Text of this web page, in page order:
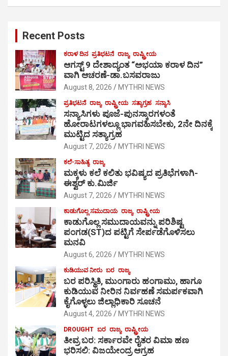
Recent Posts
ಕರಾಳ ದಿನ ಪ್ರತಿಭಟನೆ ರಾಜ್ಯ ರಾಷ್ಟ್ರೀಯ
ಆಗಸ್ಟ್ 9 ದೇಶಾದ್ಯಂತ “ಅಭಯಾ ಕರಾಳ ದಿನ”
ವಾಗಿ ಆಚರಣೆ-ಡಾ.ಬಸವರಾಜು
August 8, 2026 MYTHRI NEWS
ಪ್ರತಿಭಟನೆ ರಾಜ್ಯ ರಾಷ್ಟ್ರೀಯ ಸತ್ಯಾಗ್ರಹ ಸನ್ಯಾಸಿ
ಸನ್ಯಾಸಿಗಳು ಪೂಜೆ-ಪುನಸ್ಕಾರಗಳಂತೆ
ಹೋರಾಟಗಳಲ್ಲೂ ಭಾಗವಹಿಸಬೇಕು, 2ನೇ ದಿನಕ್ಕೆ
ಮುಟ್ಟಿದ ಸತ್ಯಾಗ್ರಹ
August 7, 2026 MYTHRI NEWS
ಕಲೆ-ಸಾಹಿತ್ಯ ರಾಜ್ಯ
ಮಕ್ಕಳು ಕಲೆ ಕಲಿತು ಭವಿಷ್ಯದ ಪ್ರತಿಭೆಗಳಾಗಿ-
ಈಶ್ವರ್ ಕು.ಮಿರ್ಜಿ
August 7, 2026 MYTHRI NEWS
ಕಾಡುಗೊಲ್ಲ ಸಮುದಾಯ ರಾಜ್ಯ ರಾಷ್ಟ್ರೀಯ
ಕಾಡುಗೊಲ್ಲ ಸಮುದಾಯವನ್ನು ಪರಿಶಿಷ್ಟ
ಪಂಗಡ(ST)ದ ಪಟ್ಟಿಗೆ ಸೇರ್ಪಡೆಗೊಳಿಸಲು
ಮನವಿ
August 6, 2026 MYTHRI NEWS
ಕುಡಿಯುವ ನೀರು ಬರ ರಾಜ್ಯ
ಬರ ಪರಿಸ್ಥಿತಿ, ಮುಂಗಾರು ಹಂಗಾಮು, ಹಾಗೂ
ಕುಡಿಯುವ ನೀರಿನ ನಿರ್ವಹಣೆ ಸಮರ್ಪಕವಾಗಿ
ಕೈಗೊಳ್ಳಲು ಜಿಲ್ಲಾಧಿಕಾರಿ ಸೂಚನೆ
August 4, 2026 MYTHRI NEWS
DROUGHT ಬರ ರಾಜ್ಯ ರಾಷ್ಟ್ರೀಯ
ತೀವ್ರ ಬರ: ಸರ್ಕಾರವೇ ರೈತರ ವಿಮಾ ಹಣ
ಭರಿಸಲಿ: ವಿಜಯೇಂದ್ರ ಆಗ್ರಹ